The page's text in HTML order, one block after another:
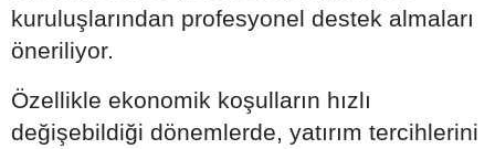
kuruluşlarından profesyonel destek almaları
öneriliyor.
Özellikle ekonomik koşulların hızlı
değişebildiği dönemlerde, yatırım tercihlerini